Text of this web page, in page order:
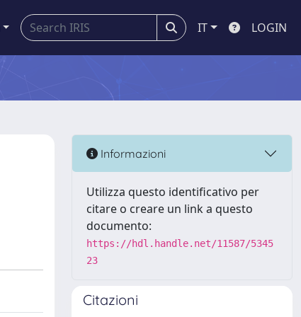
IT LOGIN
Informazioni
Utilizza questo identificativo per
citare o creare un link a questo
documento:
https://hdl.handle.net/11587/5345
23
Citazioni